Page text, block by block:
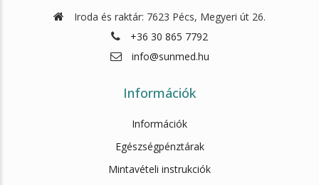
Iroda és raktár: 7623 Pécs, Megyeri út 26.
+36 30 865 7792
info@sunmed.hu
Információk
Információk
Egészségpénztárak
Mintavételi instrukciók